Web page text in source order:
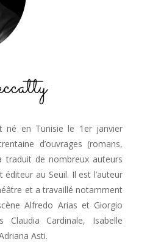
en Tunisie le 1er janvier
d’ouvrages (romans,
traduit de nom­breux auteurs
au Seuil. Il est l’auteur
et a travaillé notamment
Alfredo Arias et Giorgio
Cardinale, Isabelle
Asti.